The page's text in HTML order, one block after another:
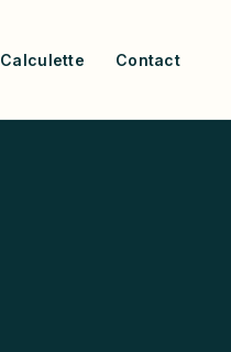
Calculette Contact